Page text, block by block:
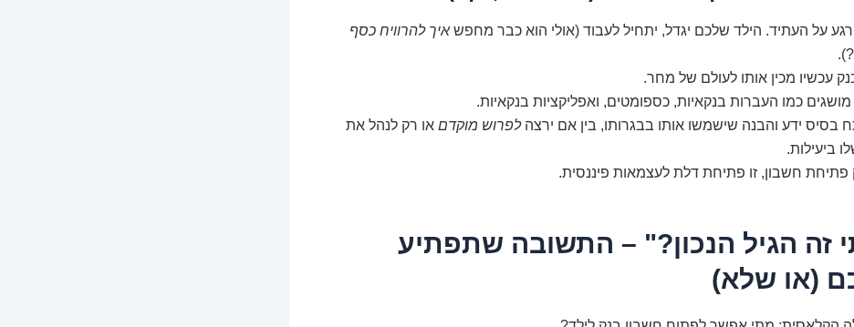
על העתיד. הילד שלכם יגדל, יתחיל לעבוד (אולי הוא כבר מחפשאיך להרוויח כסף
?).
עכשיו מכין אותו לעולם של מחר.
מושגים כמו העברות בנקאיות, כספומטים, ואפליקציות בנקאיות.
בסיס ידע והבנה שישמשו אותו בבגרותו, בין אם ירצהלפרוש מוקדם או רק לנהל את
ביעילות.
פתיחת חשבון, זו פתיחת דלת לעצמאות פיננסית.
זה הגיל הנכון?" – התשובה שתפתיע
(או שלא)